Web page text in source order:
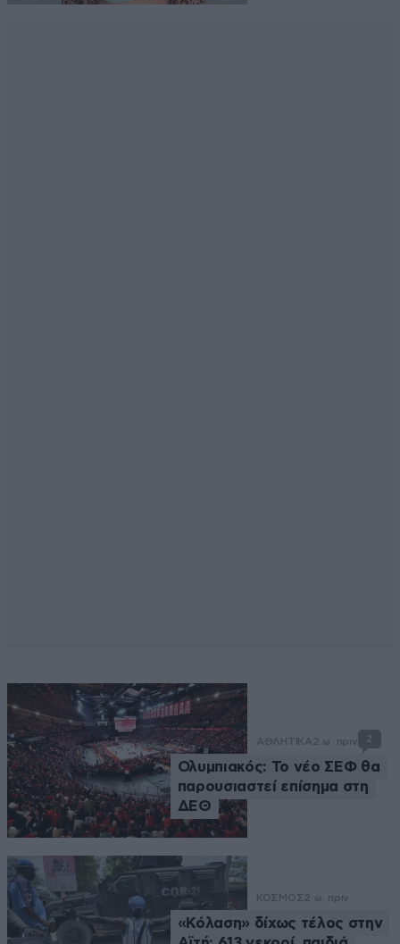
ΑΘΛΗΤΙΚΑ2 ω. πριν 2
Ολυμπιακός: Το νέο ΣΕΦ θα
παρουσιαστεί επίσημα στη
ΔΕΘ
ΚΟΣΜΟΣ2 ω. πριν
«Κόλαση» δίχως τέλος στην